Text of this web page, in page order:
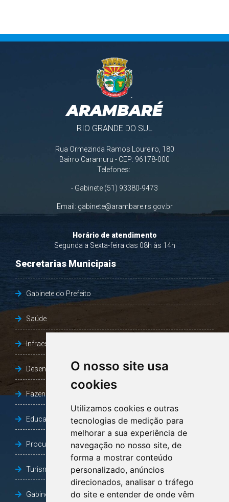
O nosso site usa
cookies
Utilizamos cookies e outras
tecnologias de medição para
melhorar a sua experiência de
navegação no nosso site, de
forma a mostrar conteúdo
personalizado, anúncios
direcionados, analisar o tráfego
do site e entender de onde vêm
ARAMBARÉ
RIO GRANDE DO SUL
Rua Ormezinda Ramos Loureiro, 180
Bairro Caramuru - CEP: 96178-000
Telefones:
- Gabinete (51) 93380-9473
Email: gabinete@arambare.rs.gov.br
Horário de atendimento
Segunda a Sexta-feira das 08h às 14h
Secretarias Municipais
Gabinete do Prefeito
Saúde
Infraestrutura, Agricultura e Meio Ambiente
Desenvolvimento Social
Fazenda e Desenvolvimento Econômico
Educação
Procuradoria Geral do Município
Turismo, Desporto e Cultura
Gabinete Vice-Prefeito